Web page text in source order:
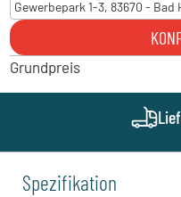
Gewerbepark 1-3, 83670 - Bad
Geith & Niggl - München
Gewerbepark 1-3, 83670 - Bad
Geith & Niggl - München
Geith & Niggl - München
Münchner Straße 1, 85232 -
Grundpreis
Spezifikation